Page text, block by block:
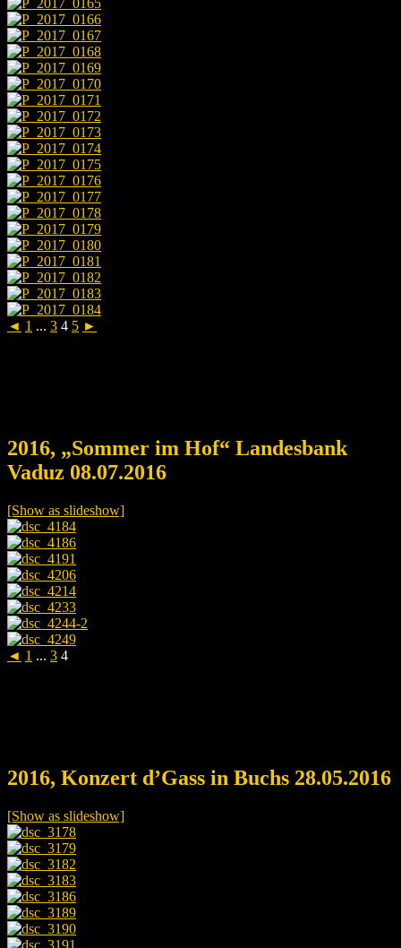
◄ 1 ... 3 4 5 ►
2016, „Sommer im Hof“ Landesbank
Vaduz 08.07.2016
[Show as slideshow]
◄ 1 ... 3 4
2016, Konzert d’Gass in Buchs 28.05.2016
[Show as slideshow]